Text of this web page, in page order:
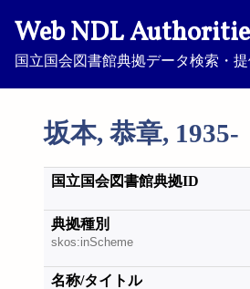
Web NDL
国立国会図書館典拠データ検索・
坂本, 恭章, 1935-
国立国会図書館典拠ID
典拠種別
skos:inScheme
名称/タイトル